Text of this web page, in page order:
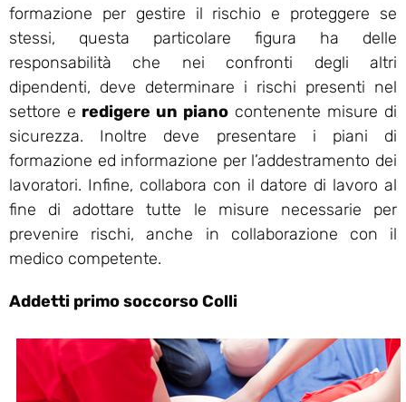
formazione per gestire il rischio e proteggere se
stessi, questa particolare figura ha delle
responsabilità che nei confronti degli altri
dipendenti, deve determinare i rischi presenti nel
settore e redigere un piano contenente misure di
sicurezza. Inoltre deve presentare i piani di
formazione ed informazione per l’addestramento dei
lavoratori. Infine, collabora con il datore di lavoro al
fine di adottare tutte le misure necessarie per
prevenire rischi, anche in collaborazione con il
medico competente.
Addetti primo soccorso Colli